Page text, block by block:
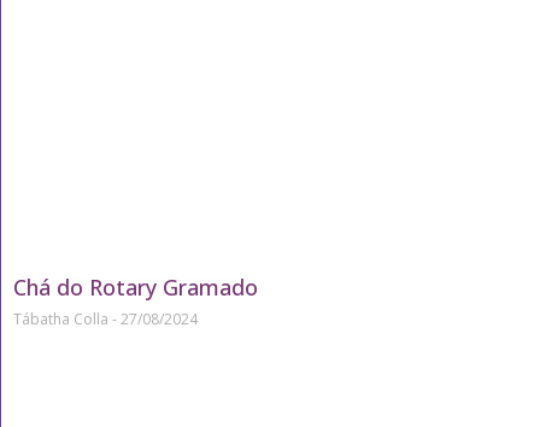
Chá do Rotary Gramado
Tábatha Colla 27/08/2024